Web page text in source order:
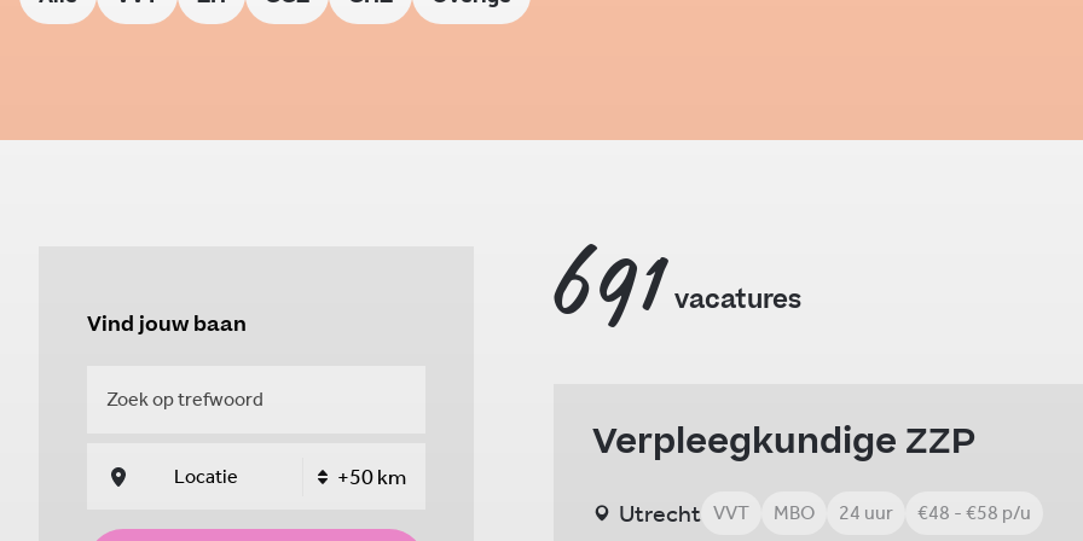
Vind jouw baan 691vacatures
Verpleegkundige ZZP
Utrecht VVT MBO 24 uur €48 - €58 p/u